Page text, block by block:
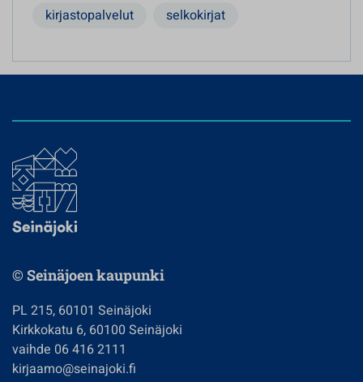
kirjastopalvelut selkokirjat
© Seinäjoen kaupunki
PL 215, 60101 Seinäjoki
Kirkkokatu 6, 60100 Seinäjoki
vaihde 06 416 2111
kirjaamo@seinajoki.fi